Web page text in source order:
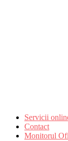
Servicii
Contact
Monitorul